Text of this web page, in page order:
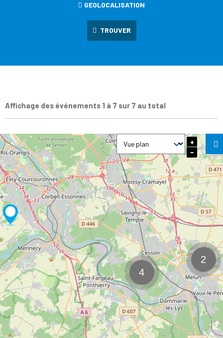
GEOLOCALISATION
TROUVER
Affichage des événements 1 à 7 sur 7 au total
+
−